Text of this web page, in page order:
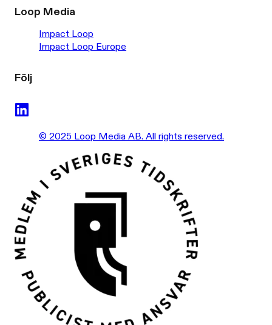
Loop Media
Impact Loop
Impact Loop Europe
Följ
© 2025 Loop Media AB. All rights reserved.